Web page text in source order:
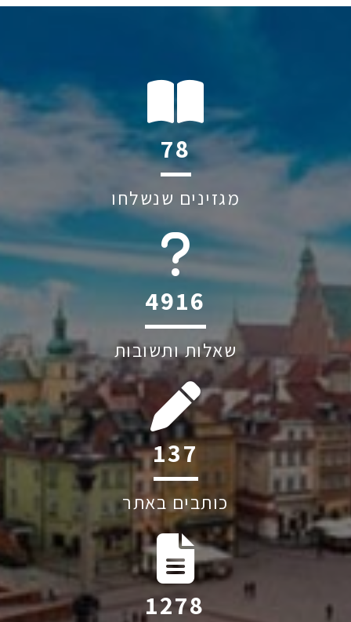
137
מגזינים שנשלחו
6045
שאלות ותשובות
240
כותבים באתר
2231